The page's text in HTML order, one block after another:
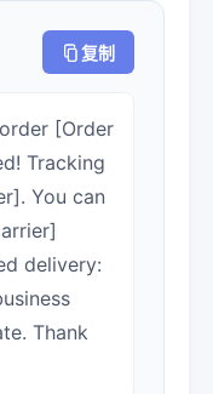
复制
[Order
Tracking
You can
delivery:
Thank